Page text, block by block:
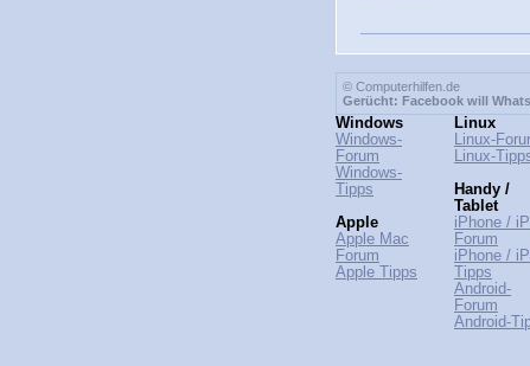
© Computerhilfen.de
Gerücht: Facebook will
Windows
Windows-
Forum
Windows-
Tipps
Apple
Apple Mac
Forum
Apple Tipps
Linux
Linux-
Linux-
Handy /
Tablet
iPhone /
Forum
iPhone /
Tipps
Android-
Forum
Android-